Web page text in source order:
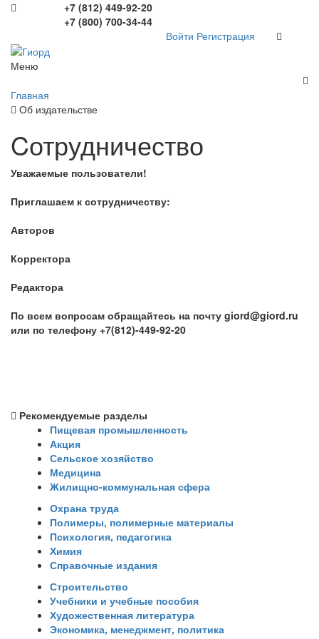
+7 (812) 449-92-20
+7 (800) 700-34-44
Войти Регистрация
Меню
Главная
Об издательстве
Cотрудничество
Уважаемые пользователи!
Приглашаем к сотрудничеству:
Авторов
Корректора
Редактора
По всем вопросам обращайтесь на почту giord@giord.ru
или по телефону +7(812)-449-92-20
Рекомендуемые разделы
Пищевая промышленность
Акция
Сельское хозяйство
Медицина
Жилищно-коммунальная сфера
Охрана труда
Полимеры, полимерные материалы
Психология, педагогика
Химия
Справочные издания
Строительство
Учебники и учебные пособия
Художественная литература
Экономика, менеджмент, политика